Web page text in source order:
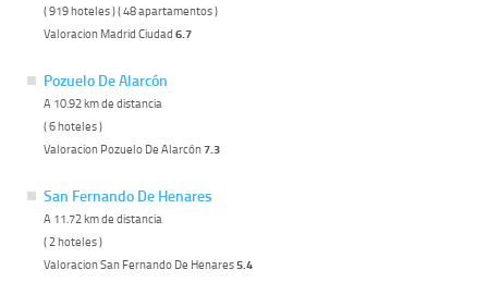
( 919 hoteles ) ( 48 apartamentos )
Valoracion Madrid Ciudad 6.7
Pozuelo De Alarcón
A 10.92 km de distancia
( 6 hoteles )
Valoracion Pozuelo De Alarcón7.3
San Fernando De Henares
A 11.72 km de distancia
( 2 hoteles )
Valoracion San Fernando De Henares5.4